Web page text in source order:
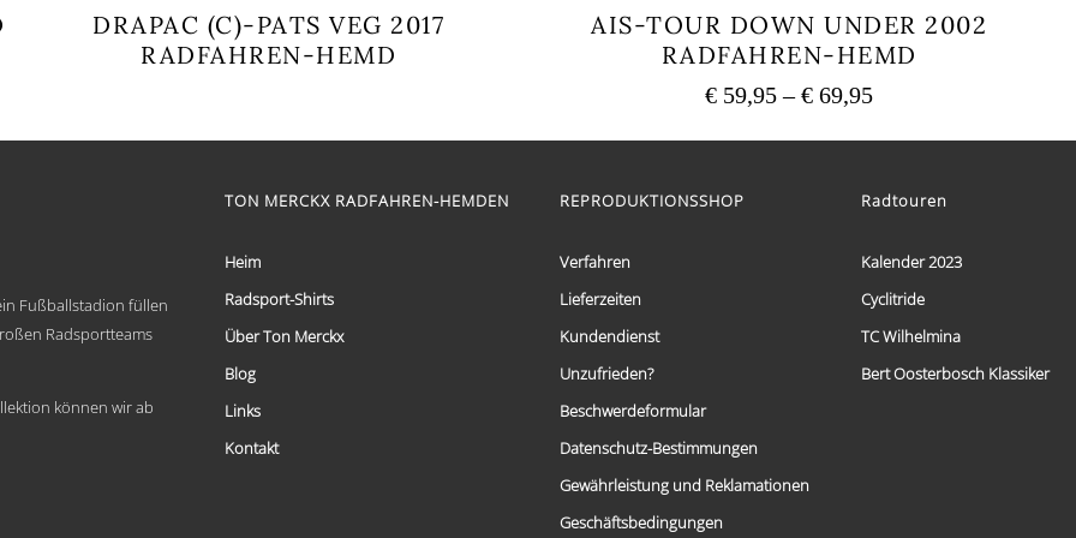
DRAPAC (C)-PATS VEG 2017
RADFAHREN-HEMD
auf.
der
Produktseite
AIS-TOUR DOWN UNDER 2002
RADFAHREN-HEMD
€ 59,95 –€ 69,95Preisspanne:
bis
Produktseite
Fußballstadion füllen
Radsportteams
können wir ab
TON MERCKX RADFAHREN-HEMDEN
Heim
Radsport-Shirts
Über Ton Merckx
Blog
Links
Kontakt
REPRODUKTIONSSHOP
Verfahren
Lieferzeiten
Kundendienst
Unzufrieden?
Beschwerdeformular
Datenschutz-Bestimmungen
Gewährleistung und Reklamationen
Geschäftsbedingungen
Radtouren
Kalender 2023
Cyclitride
TC Wilhelmina
Bert Oosterbosch Klassiker